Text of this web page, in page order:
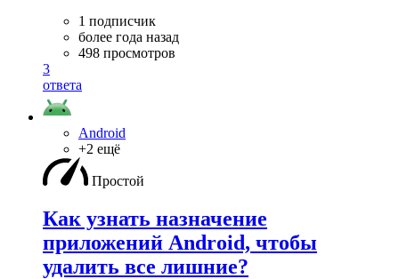
1 подписчик
более года назад
498 просмотров
3
ответа
Android
+2 ещё
Простой
Как узнать назначение
приложений Android, чтобы
удалить все лишние?